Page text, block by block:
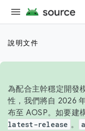
說明文件
為配合主幹穩定開發
性，我們將自 2026
布至 AOSP。如要建
latest-release 。